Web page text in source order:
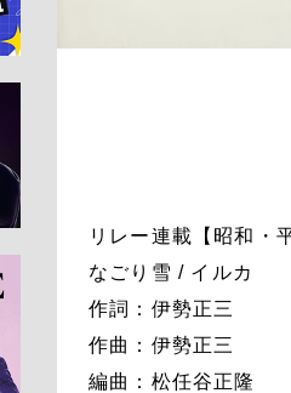
リレー連載【昭和・
なごり雪 / イルカ
作詞：伊勢正三
作曲：伊勢正三
編曲：松任谷正隆